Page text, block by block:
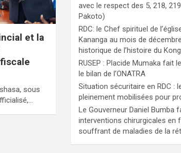
et la
sous
avec le respect des 5, 218,
Pakoto)
RDC: le Chef spirituel de
Kananga au mois de
historique de l’histoire du
RUSEP : Placide Mumaka fait
le bilan de l’ONATRA
Situation sécuritaire en RDC :
pleinement mobilisées pour
Le Gouverneur Daniel Bumba
interventions chirurgicales en
souffrant de maladies de la